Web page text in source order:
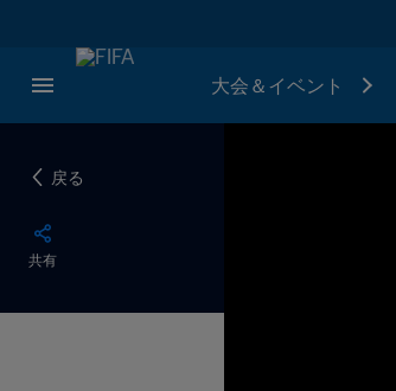
大会＆イベント
戻る
共有